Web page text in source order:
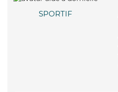
SPORTIF